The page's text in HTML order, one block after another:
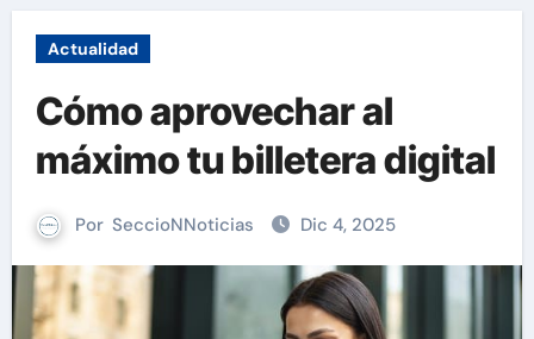
Actualidad
Cómo aprovechar al
máximo tu billetera digital
Por SeccioNNoticias Dic 4, 2025